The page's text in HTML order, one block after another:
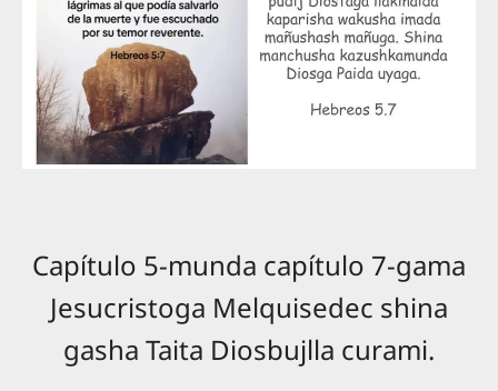
Capítulo 5-munda capítulo 7-gama
Jesucristoga Melquisedec shina
gasha Taita Diosbujlla curami.